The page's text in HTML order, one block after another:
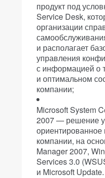
продукт под
Service Desk,
организации
и располагает
управления
с информацией о
и оптимальном
компании;
Microsoft System
2007 — решение
ориентированное
компании, на
Manager 2007,
Services 3.0
и Microsoft Update.